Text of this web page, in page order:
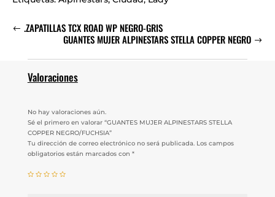
.ZAPATILLAS TCX ROAD WP NEGRO-GRIS
GUANTES MUJER ALPINESTARS STELLA COPPER NEGRO
Valoraciones
No hay valoraciones aún.
Sé el primero en valorar “GUANTES MUJER ALPINESTARS STELLA
COPPER NEGRO/FUCHSIA”
Tu dirección de correo electrónico no será publicada. Los campos
obligatorios están marcados con *